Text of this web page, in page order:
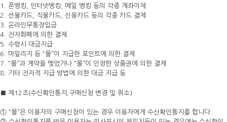
1. 폰뱅킹, 인터넷뱅킹, 메일 뱅킹 등의 각종 계좌이체
2. 선불카드, 직불카드, 신용카드 등의 각종 카드 결제
3. 온라인무통장입금
4. 전자화폐에 의한 결제
5. 수령시 대금지급
6. 마일리지 등 “몰”이 지급한 포인트에 의한 결제
7. “몰”과 계약을 맺었거나 “몰”이 인정한 상품권에 의한 결제
8. 기타 전자적 지급 방법에 의한 대금 지급 등
■ 제12조(수신확인통지,구매신청 변경 및 취소)
① “몰”은 이용자의 구매신청이 있는 경우 이용자에게 수신확인통지를 합니다.